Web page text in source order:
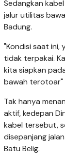
Sedangkan
jalur utilitas
Badung.
"Kondisi saat ini,
tidak terpakai.
kita siapkan
bawah terotoar"
Tak hanya
aktif, kedepan
kabel tersebut,
disepanjang
Batu Belig.